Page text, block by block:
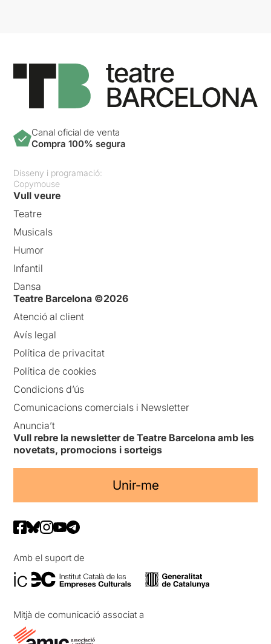
Canal oficial de venta
Compra 100% segura
Disseny i programació:
Copymouse
Vull veure
Teatre
Musicals
Humor
Infantil
Dansa
Teatre Barcelona ©2026
Atenció al client
Avís legal
Política de privacitat
Política de cookies
Condicions d’ús
Comunicacions comercials i Newsletter
Anuncia’t
Vull rebre la newsletter de Teatre Barcelona amb les
novetats, promocions i sorteigs
Unir-me
Amb el suport de
Mitjà de comunicació associat a